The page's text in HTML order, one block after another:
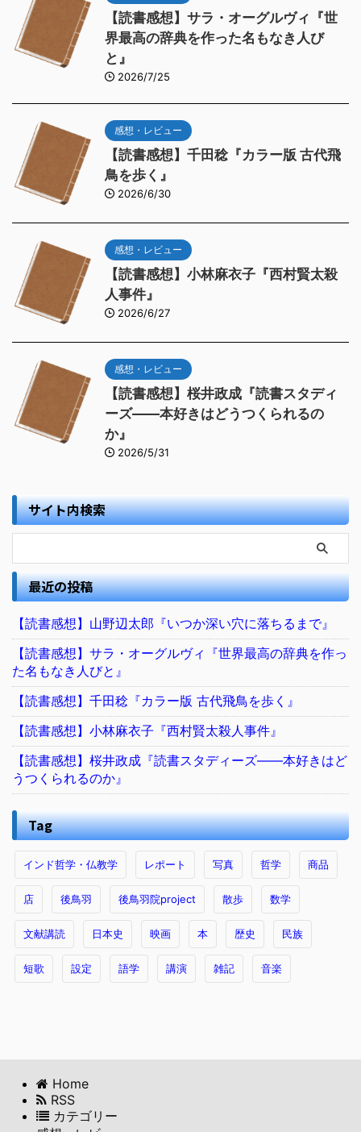
【読書感想】サラ・オーグルヴィ『世
界最高の辞典を作った名もなき人び
と』
2026/7/25
感想・レビュー
【読書感想】千田稔『カラー版 古代飛
鳥を歩く』
2026/6/30
感想・レビュー
【読書感想】小林麻衣子『西村賢太殺
人事件』
2026/6/27
感想・レビュー
【読書感想】桜井政成『読書スタディ
ーズ――本好きはどうつくられるの
か』
2026/5/31
サイト内検索
最近の投稿
【読書感想】山野辺太郎『いつか深い穴に落ちるまで』
【読書感想】サラ・オーグルヴィ『世界最高の辞典を作っ
た名もなき人びと』
【読書感想】千田稔『カラー版 古代飛鳥を歩く』
【読書感想】小林麻衣子『西村賢太殺人事件』
【読書感想】桜井政成『読書スタディーズ――本好きはど
うつくられるのか』
Tag
インド哲学・仏教学 レポート 写真 哲学 商品
店 後鳥羽 後鳥羽院project 散歩 数学
文献講読 日本史 映画 本 歴史 民族
短歌 設定 語学 講演 雑記 音楽
Home
RSS
カテゴリー